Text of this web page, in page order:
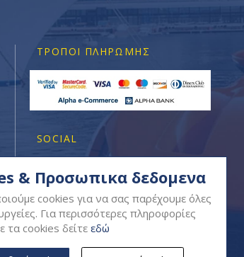
ΤΡΌΠΟΙ ΠΛΗΡΩΜΉΣ
SOCIAL
& Προσωπικα δεδομενα
cookies για να σας παρέχουμε όλες
Για περισσότερες πληροφορίες
τα cookies δείτεεδώ